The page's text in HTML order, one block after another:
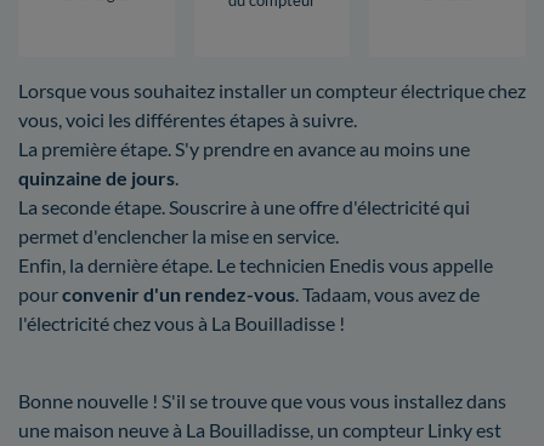
Lorsque vous souhaitez installer un compteur électrique chez
vous, voici les différentes étapes à suivre.
La première étape. S'y prendre en avance au moins une
quinzaine de jours.
La seconde étape. Souscrire à une offre d'électricité qui
permet d'enclencher la mise en service.
Enfin, la dernière étape. Le technicien Enedis vous appelle
pourconvenir d'un rendez-vous. Tadaam, vous avez de
l'électricité chez vous à La Bouilladisse !
Bonne nouvelle ! S'il se trouve que vous vous installez dans
une maison neuve à La Bouilladisse, un compteur Linky est